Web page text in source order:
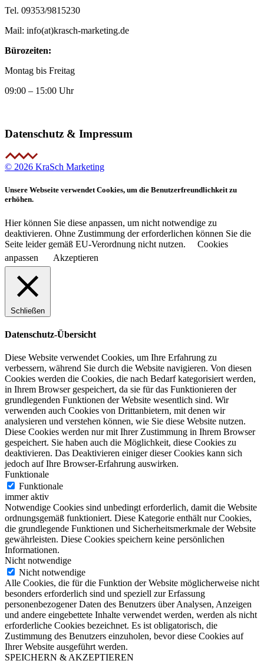
Tel. 09353/9815230
Mail: info(at)krasch-marketing.de
Bürozeiten:
Montag bis Freitag
09:00 – 15:00 Uhr
Datenschutz & Impressum
© 2026 KraSch Marketing
Unsere Webseite verwendet Cookies, um die Benutzerfreundlichkeit zu
erhöhen.
Hier können Sie diese anpassen, um nicht notwendige zu
deaktivieren. Ohne Zustimmung der erforderlichen können Sie die
Seite leider gemäß EU-Verordnung nicht nutzen.
Cookies
anpassen
Akzeptieren
Schließen
Datenschutz-Übersicht
Diese Website verwendet Cookies, um Ihre Erfahrung zu
verbessern, während Sie durch die Website navigieren. Von diesen
Cookies werden die Cookies, die nach Bedarf kategorisiert werden,
in Ihrem Browser gespeichert, da sie für das Funktionieren der
grundlegenden Funktionen der Website wesentlich sind. Wir
verwenden auch Cookies von Drittanbietern, mit denen wir
analysieren und verstehen können, wie Sie diese Website nutzen.
Diese Cookies werden nur mit Ihrer Zustimmung in Ihrem Browser
gespeichert. Sie haben auch die Möglichkeit, diese Cookies zu
deaktivieren. Das Deaktivieren einiger dieser Cookies kann sich
jedoch auf Ihre Browser-Erfahrung auswirken.
Funktionale
Funktionale
immer aktiv
Notwendige Cookies sind unbedingt erforderlich, damit die Website
ordnungsgemäß funktioniert. Diese Kategorie enthält nur Cookies,
die grundlegende Funktionen und Sicherheitsmerkmale der Website
gewährleisten. Diese Cookies speichern keine persönlichen
Informationen.
Nicht notwendige
Nicht notwendige
Alle Cookies, die für die Funktion der Website möglicherweise nicht
besonders erforderlich sind und speziell zur Erfassung
personenbezogener Daten des Benutzers über Analysen, Anzeigen
und andere eingebettete Inhalte verwendet werden, werden als nicht
erforderliche Cookies bezeichnet. Es ist obligatorisch, die
Zustimmung des Benutzers einzuholen, bevor diese Cookies auf
Ihrer Website ausgeführt werden.
SPEICHERN & AKZEPTIEREN